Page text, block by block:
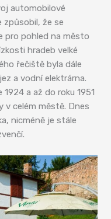
automobilové
způsobil, že se
pro pohled na město
hradeb velké
řečiště byla dále
a vodní elektrárna.
a až do roku 1951
celém městě. Dnes
nicméně je stále